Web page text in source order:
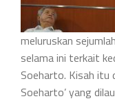
meluruskan
selama ini terkait
Soeharto. Kisah itu
Soeharto’ yang